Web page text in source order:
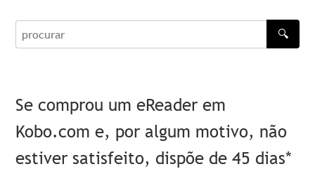
procurar
🔍
Se comprou um eReader em
Kobo.com e, por algum motivo, não
estiver satisfeito, dispõe de 45 dias*